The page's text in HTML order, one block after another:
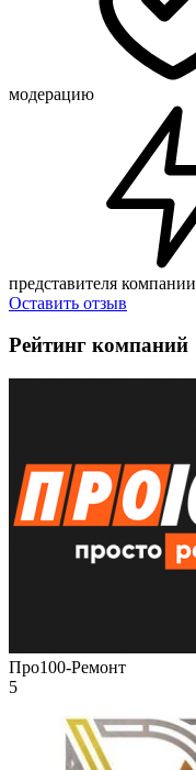
модерацию
представителя компании
Оставить отзыв
Рейтинг компаний
Про100-Ремонт
5